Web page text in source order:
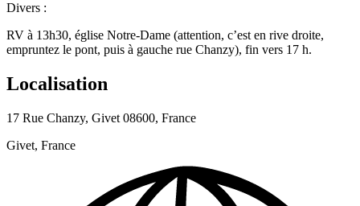
Divers :
RV à 13h30, église Notre-Dame (attention, c’est en rive droite,
empruntez le pont, puis à gauche rue Chanzy), fin vers 17 h.
Localisation
17 Rue Chanzy, Givet 08600, France
Givet, France